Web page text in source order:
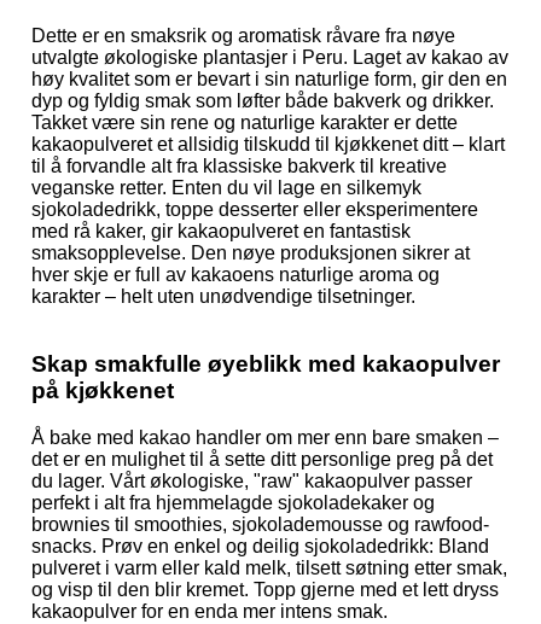
Dette er en smaksrik og aromatisk råvare fra nøye
utvalgte økologiske plantasjer i Peru. Laget av kakao av
høy kvalitet som er bevart i sin naturlige form, gir den en
dyp og fyldig smak som løfter både bakverk og drikker.
Takket være sin rene og naturlige karakter er dette
kakaopulveret et allsidig tilskudd til kjøkkenet ditt – klart
til å forvandle alt fra klassiske bakverk til kreative
veganske retter. Enten du vil lage en silkemyk
sjokoladedrikk, toppe desserter eller eksperimentere
med rå kaker, gir kakaopulveret en fantastisk
smaksopplevelse. Den nøye produksjonen sikrer at
hver skje er full av kakaoens naturlige aroma og
karakter – helt uten unødvendige tilsetninger.
Skap smakfulle øyeblikk med kakaopulver
på kjøkkenet
Å bake med kakao handler om mer enn bare smaken –
det er en mulighet til å sette ditt personlige preg på det
du lager. Vårt økologiske, "raw" kakaopulver passer
perfekt i alt fra hjemmelagde sjokoladekaker og
brownies til smoothies, sjokolademousse og rawfood-
snacks. Prøv en enkel og deilig sjokoladedrikk: Bland
pulveret i varm eller kald melk, tilsett søtning etter smak,
og visp til den blir kremet. Topp gjerne med et lett dryss
kakaopulver for en enda mer intens smak.